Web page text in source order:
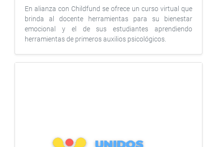
En alianza con Childfund se ofrece un curso virtual que
brinda al docente herramientas para su bienestar
emocional y el de sus estudiantes aprendiendo
herramientas de primeros auxilios psicológicos.